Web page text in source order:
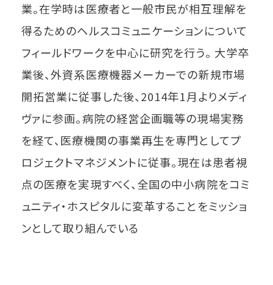
業。在学時は医療者と一般市民が相互理解を
得るためのヘルスコミュニケーションについて
フィールドワークを中心に研究を行う。 大学卒
業後、外資系医療機器メーカーでの新規市場
開拓営業に従事した後、2014年1月よりメディ
ヴァに参画。病院の経営企画職等の現場実務
を経て、医療機関の事業再生を専門としてプ
ロジェクトマネジメントに従事。現在は患者視
点の医療を実現すべく、全国の中小病院をコミ
ュニティ・ホスピタルに変革することをミッショ
ンとして取り組んでいる